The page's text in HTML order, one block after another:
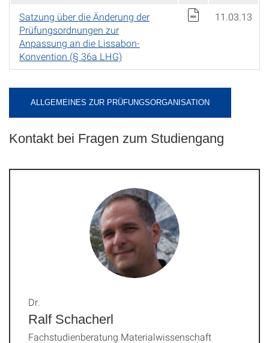
Satzung über die Änderung der
Prüfungsordnungen zur
Anpassung an die Lissabon-
Konvention (§ 36a LHG)
11.03.13
ALLGEMEINES ZUR PRÜFUNGSORGANISATION
Kontakt bei Fragen zum Studiengang
Ralf Schacherl
Dr.
Fachstudienberatung Materialwissenschaft